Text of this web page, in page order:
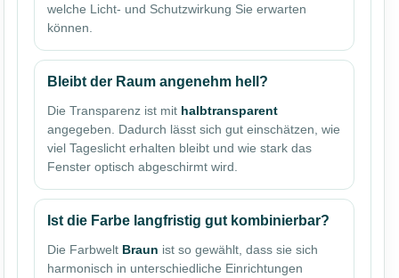
welche Licht- und Schutzwirkung Sie erwarten
können.
Bleibt der Raum angenehm hell?
Die Transparenz ist mit halbtransparent
angegeben. Dadurch lässt sich gut einschätzen, wie
viel Tageslicht erhalten bleibt und wie stark das
Fenster optisch abgeschirmt wird.
Ist die Farbe langfristig gut kombinierbar?
Die Farbwelt Braun ist so gewählt, dass sie sich
harmonisch in unterschiedliche Einrichtungen